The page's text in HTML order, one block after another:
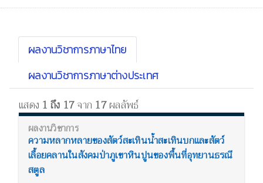
ผลงานวิชาการภาษาไทย
ผลงานวิชาการภาษาต่างประเทศ
แสดง 1 ถึง 17จาก 17ผลลัพธ์
ความหลากหลายของสัตว์สะเทินน้ำสะเทินบกและสัตว์
เลื้อยคลานในสังคมป่าภูเขาหินปูนของพื้นที่อุทยานธรณี
สตูล